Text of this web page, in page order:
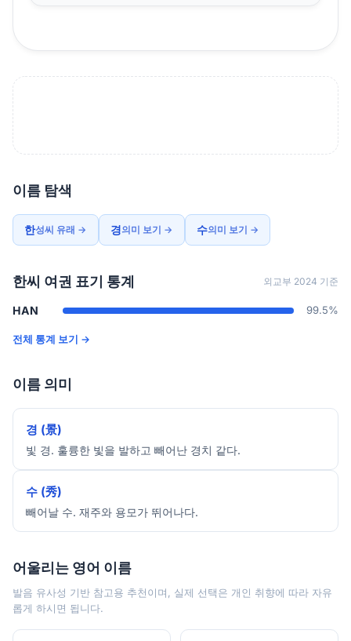
이름 탐색
한성씨 유래 → 경의미 보기 → 수의미 보기 →
한씨 여권 표기 통계 외교부 2024 기준
HAN 99.5%
전체 통계 보기 →
이름 의미
경 (景)
빛 경. 훌륭한 빛을 발하고 빼어난 경치 같다.
수 (秀)
빼어날 수. 재주와 용모가 뛰어나다.
어울리는 영어 이름
발음 유사성 기반 참고용 추천이며, 실제 선택은 개인 취향에 따라 자유
롭게 하시면 됩니다.